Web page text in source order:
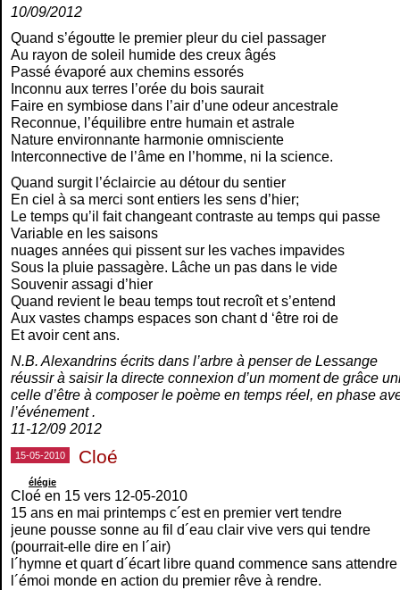
10/09/2012
Quand s’égoutte le premier pleur du ciel passager
Au rayon de soleil humide des creux âgés
Passé évaporé aux chemins essorés
Inconnu aux terres l’orée du bois saurait
Faire en symbiose dans l’air d’une odeur ancestrale
Reconnue, l’équilibre entre humain et astrale
Nature environnante harmonie omnisciente
Interconnective de l’âme en l’homme, ni la science.
Quand surgit l’éclaircie au détour du sentier
En ciel à sa merci sont entiers les sens d’hier;
Le temps qu’il fait changeant contraste au temps qui passe
Variable en les saisons
nuages années qui pissent sur les vaches impavides
Sous la pluie passagère. Lâche un pas dans le vide
Souvenir assagi d’hier
Quand revient le beau temps tout recroît et s’entend
Aux vastes champs espaces son chant d ‘être roi de
Et avoir cent ans.
N.B. Alexandrins écrits dans l’arbre à penser de Lessange
réussir à saisir la directe connexion d’un moment de grâce
celle d’être à composer le poème en temps réel, en phase
l’événement .
11-12/09 2012
15-05-2010 Cloé
élégie
Cloé en 15 vers 12-05-2010
15 ans en mai printemps c´est en premier vert tendre
jeune pousse sonne au fil d´eau clair vive vers qui tendre
(pourrait-elle dire en l´air)
l´hymne et quart d´écart libre quand commence sans attendre
l´émoi monde en action du premier rêve à rendre.